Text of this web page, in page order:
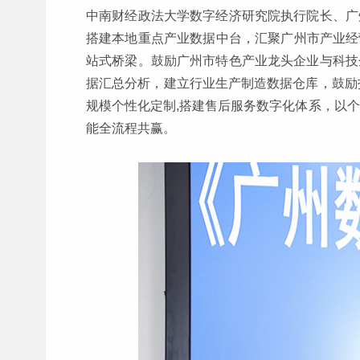
中南财经政法大学数字经济研究院执行院长、
搭建本地重点产业数据中台，汇聚广州市产业
站式桥梁。鼓励广州市特色产业龙头企业与科
据汇总分析，建立行业生产制造数据仓库，鼓
规模个性化定制,搭建售后服务数字化体系，以
能全流程共赢。